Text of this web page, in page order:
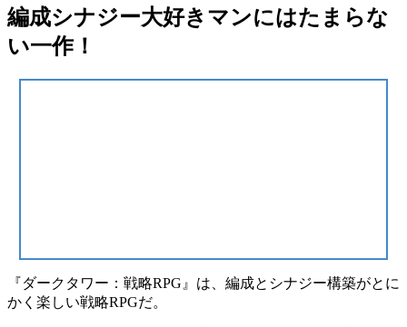
編成シナジー大好きマンにはたまらな
い一作！
『ダークタワー：戦略RPG』は、 編成とシナジー構築がとに
かく楽しい戦略RPGだ。